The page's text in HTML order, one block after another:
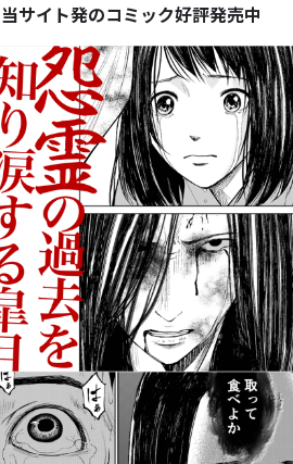
当サイト発のコミック好評発売中